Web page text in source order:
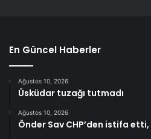
En Güncel Haberler
Ağustos 10, 2026
Üsküdar tuzağı tutmadı
Ağustos 10, 2026
Önder Sav CHP’den istifa